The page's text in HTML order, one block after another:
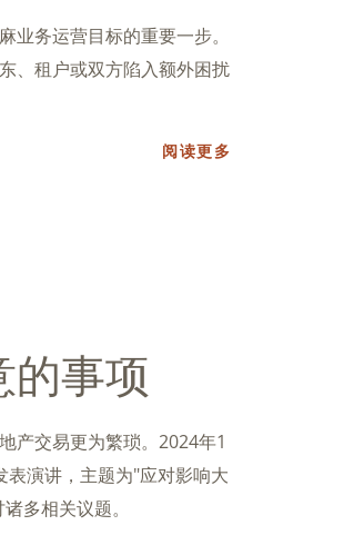
务运营目标的重要一步。
、租户或双方陷入额外困扰
阅读更多
的事项
产交易更为繁琐。2024年1
演讲，主题为"应对影响大
多相关议题。